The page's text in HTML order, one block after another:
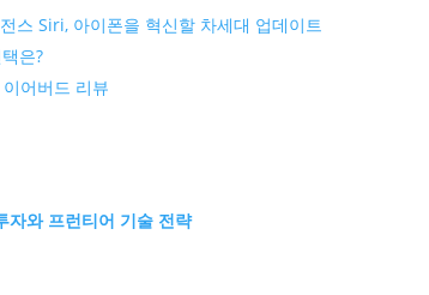
스 Siri, 아이폰을 혁신할 차세대 업데이트
은?
어버드 리뷰
자와 프런티어 기술 전략